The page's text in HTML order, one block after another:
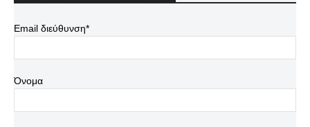
Email διεύθυνση*
Όνομα